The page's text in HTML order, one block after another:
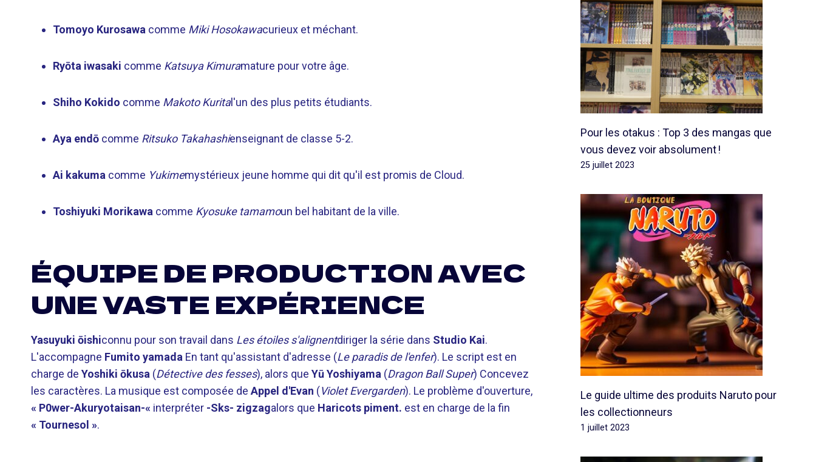
Tomoyo Kurosawa comme Miki Hosokawacurieux et méchant.
Ryōta iwasaki comme Katsuya Kimuramature pour votre âge.
Shiho Kokido comme Makoto Kurital'un des plus petits étudiants.
Aya endō comme Ritsuko Takahashienseignant de classe 5-2.
Ai kakuma comme Yukimemystérieux jeune homme qui dit qu'il est promis de Cloud.
Toshiyuki Morikawa comme Kyosuke tamamoun bel habitant de la ville.
ÉQUIPE DE PRODUCTION AVEC
UNE VASTE EXPÉRIENCE
Yasuyuki ōishiconnu pour son travail dans Les étoiles s'alignentdiriger la série dans Studio Kai.
L'accompagne Fumito yamada En tant qu'assistant d'adresse (Le paradis de l'enfer). Le script est en
charge de Yoshiki ōkusa (Détective des fesses), alors que Yū Yoshiyama (Dragon Ball Super) Concevez
les caractères. La musique est composée de Appel d'Evan (Violet Evergarden). Le problème d'ouverture,
« P0wer-Akuryotaisan-« interpréter -Sks- zigzagalors que Haricots piment. est en charge de la fin
« Tournesol ».
Pour les otakus : Top 3 des mangas que
vous devez voir absolument !
25 juillet 2023
Le guide ultime des produits Naruto pour
les collectionneurs
1 juillet 2023